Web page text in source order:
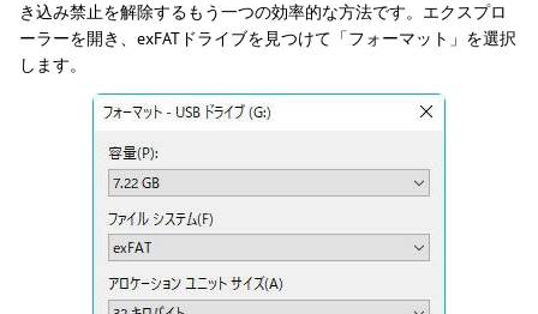
き込み禁止を解除するもう一つの効率的な方法です。エクスプロ
ーラーを開き、exFATドライブを見つけて「フォーマット」を選択
します。